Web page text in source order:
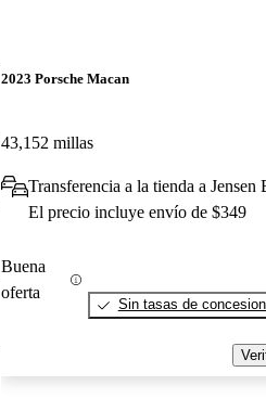
2023 Porsche Macan
43,152 millas
Transferencia a la tienda a Jensen
El precio incluye envío de $349
Buena
oferta
Sin tasas de